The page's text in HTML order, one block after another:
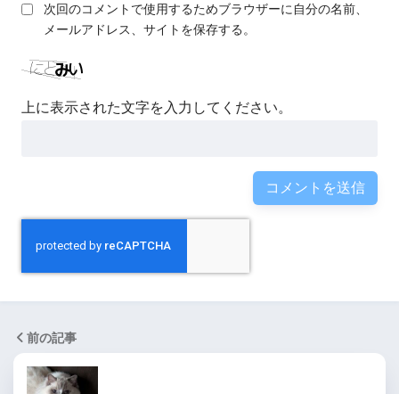
次回のコメントで使用するためブラウザーに自分の名前、
メールアドレス、サイトを保存する。
上に表示された文字を入力してください。
前の記事